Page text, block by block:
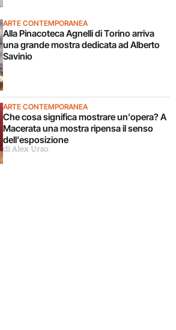
ARTE CONTEMPORANEA
Alla Pinacoteca Agnelli di Torino arriva
una grande mostra dedicata ad Alberto
Savinio
ARTE CONTEMPORANEA
Che cosa significa mostrare un’opera? A
Macerata una mostra ripensa il senso
dell’esposizione
di Alex Urso